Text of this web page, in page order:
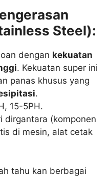
Steel):
dengan kekuatan
. Kekuatan super ini
panas khusus yang
.
15-5PH.
dirgantara (komponen
di mesin, alat cetak
tahu kan berbagai